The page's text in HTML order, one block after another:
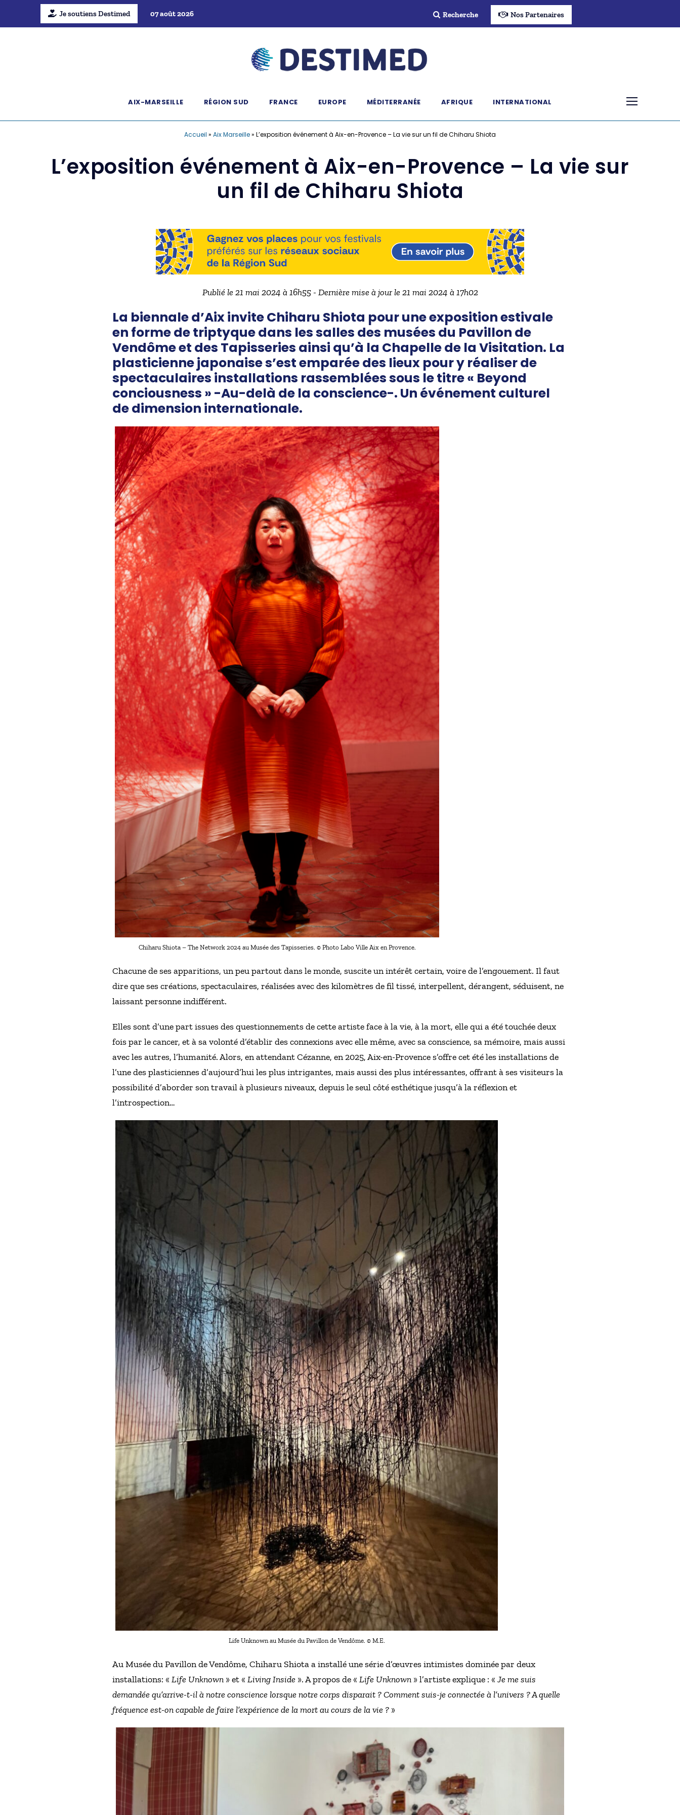
Je soutiens Destimed 07 août 2026 Recherche Nos Partenaires
AIX-MARSEILLE RÉGION SUD FRANCE EUROPE MÉDITERRANÉE AFRIQUE INTERNATIONAL
Accueil » Aix Marseille» L’exposition événement à Aix-en-Provence – La vie sur un fil de Chiharu Shiota
L’exposition événement à Aix-en-Provence – La vie sur
un fil de Chiharu Shiota
Publié le 21 mai 2024 à 16h55 - Dernière mise à jour le 21 mai 2024 à 17h02
La biennale d’Aix invite Chiharu Shiota pour une exposition estivale
en forme de triptyque dans les salles des musées du Pavillon de
Vendôme et des Tapisseries ainsi qu’à la Chapelle de la Visitation. La
plasticienne japonaise s’est emparée des lieux pour y réaliser de
spectaculaires installations rassemblées sous le titre « Beyond
conciousness » -Au-delà de la conscience-. Un événement culturel
de dimension internationale.
Chiharu Shiota – The Network 2024 au Musée des Tapisseries. © Photo Labo Ville Aix en Provence.
Chacune de ses apparitions, un peu partout dans le monde, suscite un intérêt certain, voire de l’engouement. Il faut
dire que ses créations, spectaculaires, réalisées avec des kilomètres de fil tissé, interpellent, dérangent, séduisent, ne
laissant personne indifférent.
Elles sont d’une part issues des questionnements de cette artiste face à la vie, à la mort, elle qui a été touchée deux
fois par le cancer, et à sa volonté d’établir des connexions avec elle même, avec sa conscience, sa mémoire, mais aussi
avec les autres, l’humanité. Alors, en attendant Cézanne, en 2025, Aix-en-Provence s’offre cet été les installations de
l’une des plasticiennes d’aujourd’hui les plus intrigantes, mais aussi des plus intéressantes, offrant à ses visiteurs la
possibilité d’aborder son travail à plusieurs niveaux, depuis le seul côté esthétique jusqu’à la réflexion et
l’introspection…
Life Unknown au Musée du Pavillon de Vendôme. © M.E.
Au Musée du Pavillon de Vendôme, Chiharu Shiota a installé une série d’œuvres intimistes dominée par deux
installations: « Life Unknown » et « Living Inside ». A propos de « Life Unknown » l’artiste explique : « Je me suis
demandée qu’arrive-t-il à notre conscience lorsque notre corps disparait ? Comment suis-je connectée à l’univers ? A quelle
fréquence est-on capable de faire l’expérience de la mort au cours de la vie ? »